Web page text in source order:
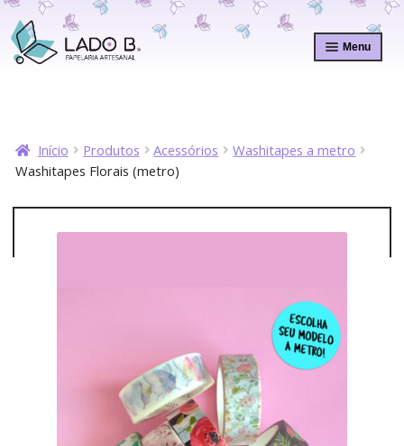
Pular
para
navegação
Pular
para
o
Menu
Início Produtos Acessórios
Washitapes a metro
Washitapes Florais (metro)